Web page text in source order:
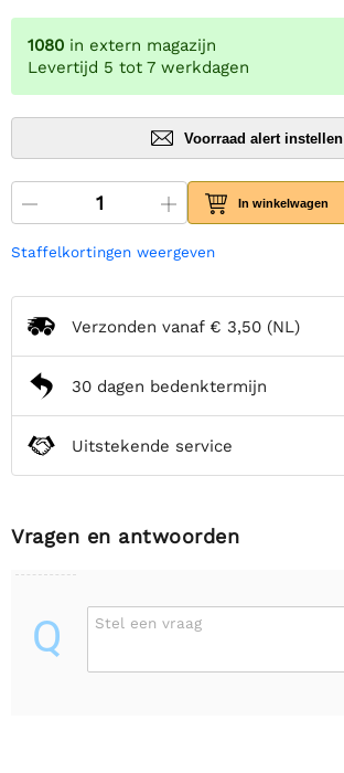
1080 in extern magazijn
Levertijd 5 tot 7 werkdagen
Voorraad alert instellen
In winkelwagen
Staffelkortingen weergeven
Verzonden vanaf € 3,50 (NL)
30 dagen bedenktermijn
Uitstekende service
Vragen en antwoorden
Q Stel een vraag